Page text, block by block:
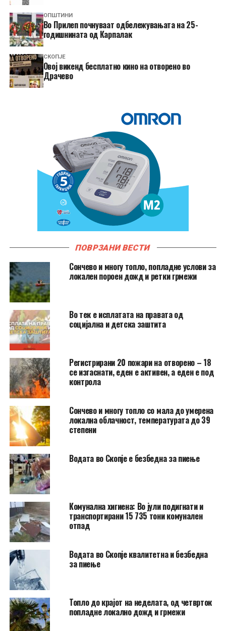
ОПШТИНИ
Во Прилеп почнуваат одбележувањата на 25-
годишнината од Карпалак
СКОПЈЕ
​Овој викенд бесплатно кино на отворено во
Драчево
ПОВРЗАНИ ВЕСТИ
Сончево и многу топло, попладне услови за
локален пороен дожд и ретки грмежи
Во тек е исплатата на правата од
социјална и детска заштита
Регистрирани 20 пожари на отворено – 18
се изгаснати, еден е активен, а еден е под
контрола
Сончево и многу топло со мала до умерена
локална облачност, температурата до 39
степени
Водата во Скопје е безбедна за пиење
Комунална хигиена: Во јули подигнати и
транспортирани 15 735 тони комунален
отпад
Водата во Скопје квалитетна и безбедна
за пиење
Топло до крајот на неделата, од четврток
попладне локално дожд и грмежи